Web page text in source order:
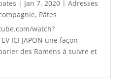
| Jan 7, 2020| Adresses
, Pâtes
watch?
ICI JAPON une façon
des Ramens à suivre et